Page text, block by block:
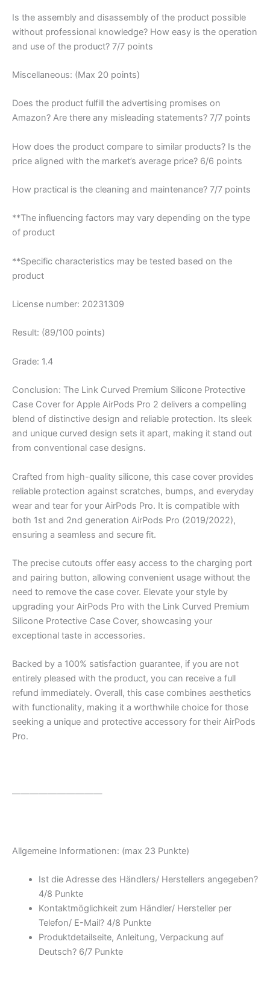
Is the assembly and disassembly of the product possible
without professional knowledge? How easy is the operation
and use of the product? 7/7 points
Miscellaneous: (Max 20 points)
Does the product fulfill the advertising promises on
Amazon? Are there any misleading statements? 7/7 points
How does the product compare to similar products? Is the
price aligned with the market’s average price? 6/6 points
How practical is the cleaning and maintenance? 7/7 points
**The influencing factors may vary depending on the type
of product
**Specific characteristics may be tested based on the
product
License number: 20231309
Result: (89/100 points)
Grade: 1.4
Conclusion: The Link Curved Premium Silicone Protective
Case Cover for Apple AirPods Pro 2 delivers a compelling
blend of distinctive design and reliable protection. Its sleek
and unique curved design sets it apart, making it stand out
from conventional case designs.
Crafted from high-quality silicone, this case cover provides
reliable protection against scratches, bumps, and everyday
wear and tear for your AirPods Pro. It is compatible with
both 1st and 2nd generation AirPods Pro (2019/2022),
ensuring a seamless and secure fit.
The precise cutouts offer easy access to the charging port
and pairing button, allowing convenient usage without the
need to remove the case cover. Elevate your style by
upgrading your AirPods Pro with the Link Curved Premium
Silicone Protective Case Cover, showcasing your
exceptional taste in accessories.
Backed by a 100% satisfaction guarantee, if you are not
entirely pleased with the product, you can receive a full
refund immediately. Overall, this case combines aesthetics
with functionality, making it a worthwhile choice for those
seeking a unique and protective accessory for their AirPods
Pro.
——————————
Allgemeine Informationen: (max 23 Punkte)
Ist die Adresse des Händlers/ Herstellers angegeben?
4/8 Punkte
Kontaktmöglichkeit zum Händler/ Hersteller per
Telefon/ E-Mail? 4/8 Punkte
Produktdetailseite, Anleitung, Verpackung auf
Deutsch? 6/7 Punkte